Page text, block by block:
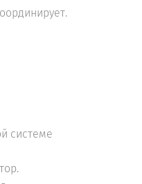
системе